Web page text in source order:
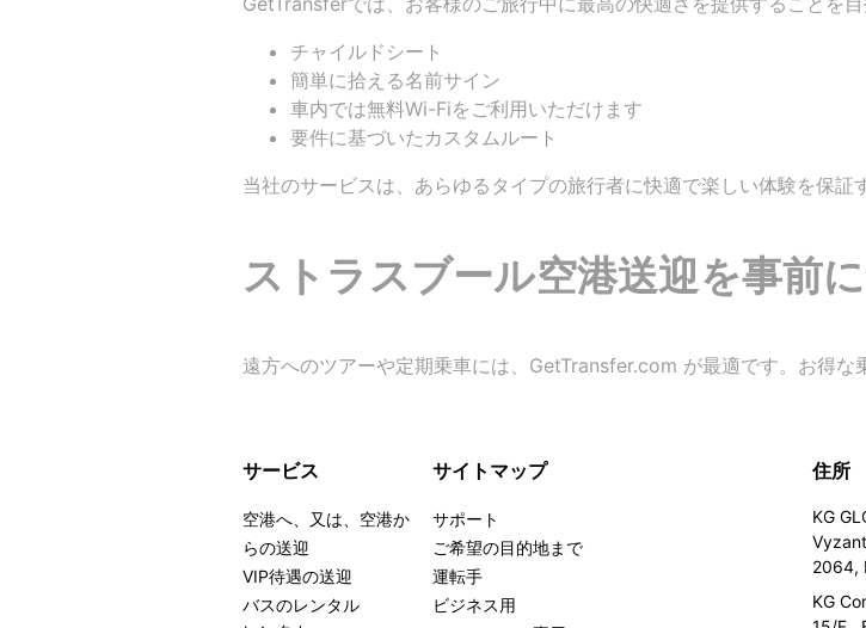
チャイルドシート
簡単に拾える名前サイン
車内では無料Wi-Fiをご利用いただけます
要件に基づいたカスタムルート
当社のサービスは、あらゆるタイプの旅行者に快適で楽しい体験を保証
ストラスブール空港送迎を事前
遠方へのツアーや定期乗車には、GetTransfer.com が最適です。お得な
サービス
空港へ、又は、空港か
らの送迎
VIP待遇の送迎
バスのレンタル
サイトマップ
サポート
ご希望の目的地まで
運転手
ビジネス用
住所
KG
2064,
KG